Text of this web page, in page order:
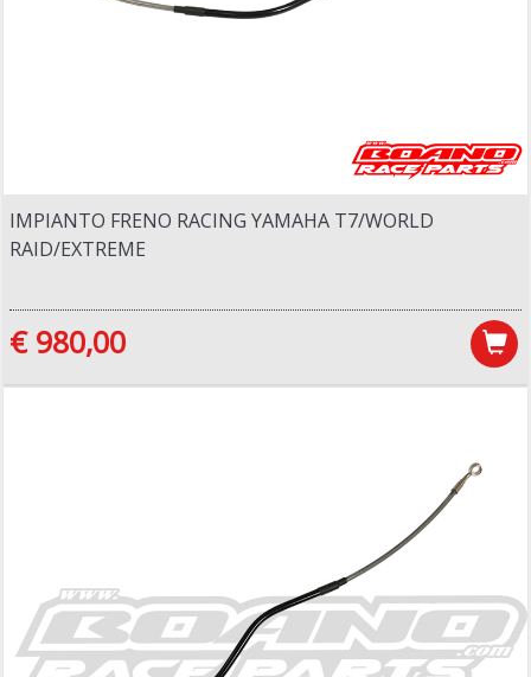
IMPIANTO FRENO RACING YAMAHA T7/WORLD
RAID/EXTREME
€ 980,00